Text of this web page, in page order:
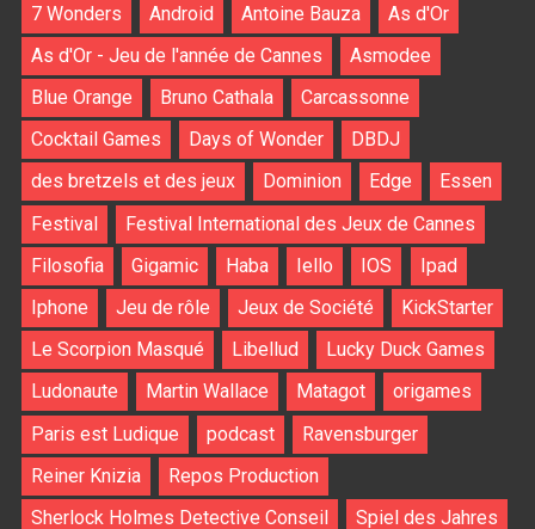
7 Wonders Android Antoine Bauza
As d'Or
As d'Or - Jeu de l'année de Cannes
Asmodee
Blue Orange
Bruno Cathala
Carcassonne
Cocktail Games
Days of Wonder
DBDJ
des bretzels et des jeux
Dominion Edge
Essen
Festival
Festival International des Jeux de Cannes
Filosofia
Gigamic Haba Iello IOS
Ipad
Iphone
Jeu de rôle Jeux de Société
KickStarter
Le Scorpion Masqué
Libellud
Lucky Duck Games
Ludonaute
Martin Wallace Matagot
origames
Paris est Ludique
podcast
Ravensburger
Reiner Knizia
Repos Production
Sherlock Holmes Detective Conseil
Spiel des Jahres